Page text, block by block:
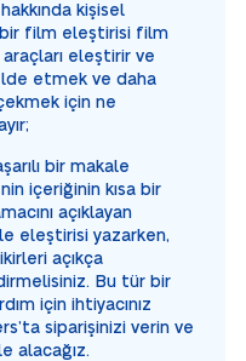
kişisel
film eleştirisi film
eleştirir ve
etmek ve daha
için ne
bir makale
içeriğinin kısa bir
açıklayan
eleştirisi yazarken,
açıkça
Bu tür bir
için ihtiyacınız
siparişinizi verin ve
alacağız.